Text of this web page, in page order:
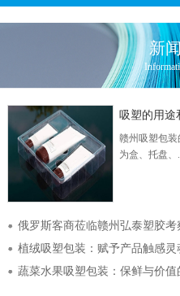
新
吸塑的用途
赣州吸塑包
为盒、托盘、
植绒吸塑包装：赋予产品触感灵
蔬菜水果吸塑包装：保鲜与价值